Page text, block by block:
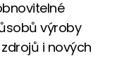
výroby
i nových